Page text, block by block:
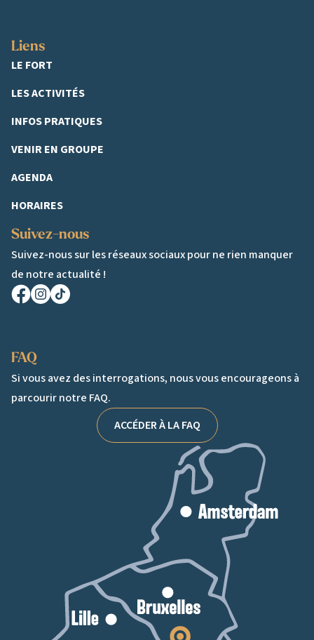
Liens
LE FORT
LES ACTIVITÉS
INFOS PRATIQUES
VENIR EN GROUPE
AGENDA
HORAIRES
Suivez-nous
Suivez-nous sur les réseaux sociaux pour ne rien manquer
de notre actualité !
FAQ
Si vous avez des interrogations, nous vous encourageons à
parcourir notre FAQ.
ACCÉDER À LA FAQ